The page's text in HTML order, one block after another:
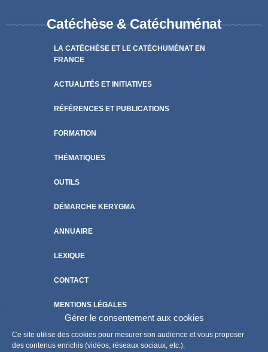
Gérer le consentement aux cookies
Ce site utilise des cookies pour mesurer son audience et vous proposer
des contenus enrichis (vidéos, réseaux sociaux, etc.).
Catéchèse & Catéchuménat
LA CATÉCHÈSE ET LE CATÉCHUMÉNAT EN
FRANCE
ACTUALITÉS ET INITIATIVES
RÉFÉRENCES ET PUBLICATIONS
FORMATION
THÉMATIQUES
OUTILS
DÉMARCHE KERYGMA
ANNUAIRE
LEXIQUE
CONTACT
MENTIONS LÉGALES